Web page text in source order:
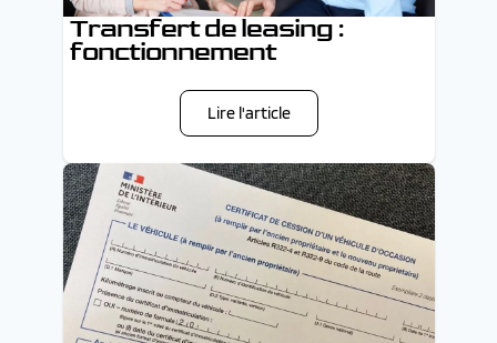
Transfert de leasing :
fonctionnement
Lire l'article